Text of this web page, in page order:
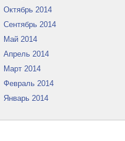
Октябрь 2014
Сентябрь 2014
Май 2014
Апрель 2014
Март 2014
Февраль 2014
Январь 2014